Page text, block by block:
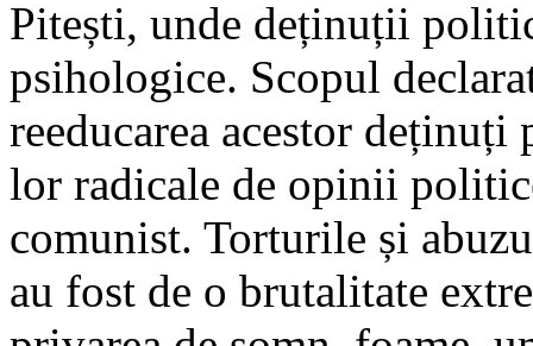
Pitești, unde deținuții
psihologice. Scopul
reeducarea acestor
lor radicale de opinii
comunist. Torturile și
au fost de o brutalitate